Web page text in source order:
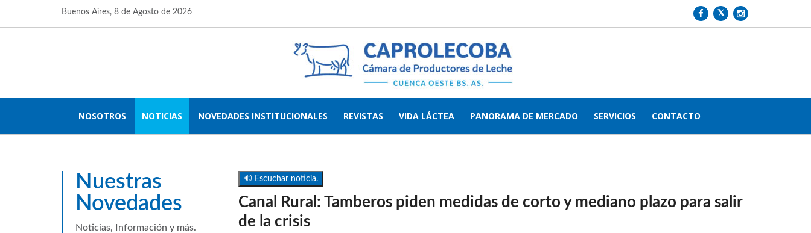
Buenos Aires, 8 de Agosto de 2026
NOSOTROS NOTICIAS NOVEDADES INSTITUCIONALES REVISTAS VIDA LÁCTEA PANORAMA DE MERCADO SERVICIOS CONTACTO
Nuestras
Novedades
Noticias, Información y más.
🔊 Escuchar noticia.
Canal Rural: Tamberos piden medidas de corto y mediano plazo para salir
de la crisis